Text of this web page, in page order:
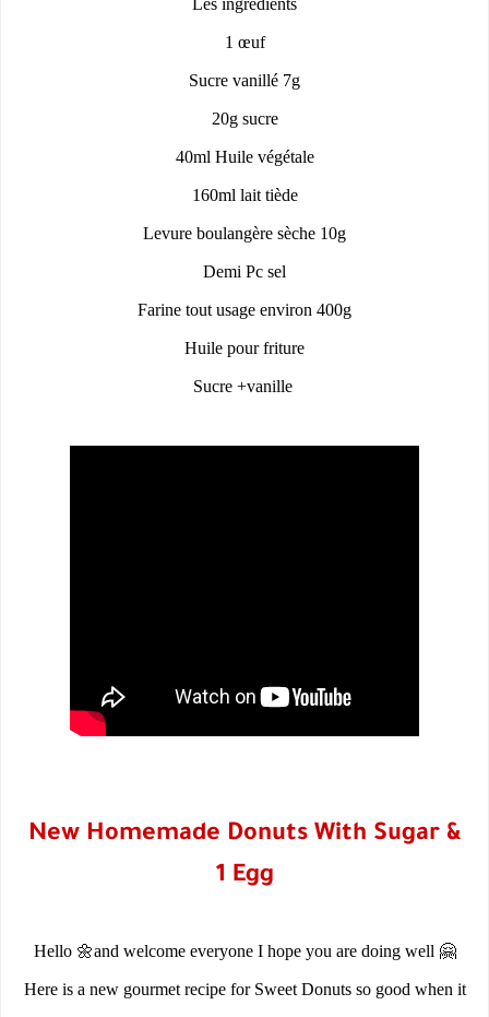
Les ingrédients
1 œuf
Sucre vanillé 7g
20g sucre
40ml Huile végétale
160ml lait tiède
Levure boulangère sèche 10g
Demi Pc sel
Farine tout usage environ 400g
Huile pour friture
Sucre +vanille
New Homemade Donuts With Sugar &
1 Egg
Hello 🌼and welcome everyone I hope you are doing well 🤗
Here is a new gourmet recipe for Sweet Donuts so good when it